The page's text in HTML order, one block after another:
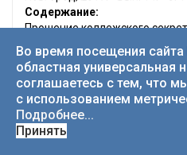
Содержание:
Прошение коллежского
Новгородскую городскую
театра : 4 мая 1886 года
Из доклада Новгородской
предоставлении Н. И.
устройство летнего театра :
Письмо Н. И. Богдановского
Соловьеву с предложением о
Во время посещения
областная универсальная
соглашаетесь с тем, что
с использованием
Подробнее...
Принять